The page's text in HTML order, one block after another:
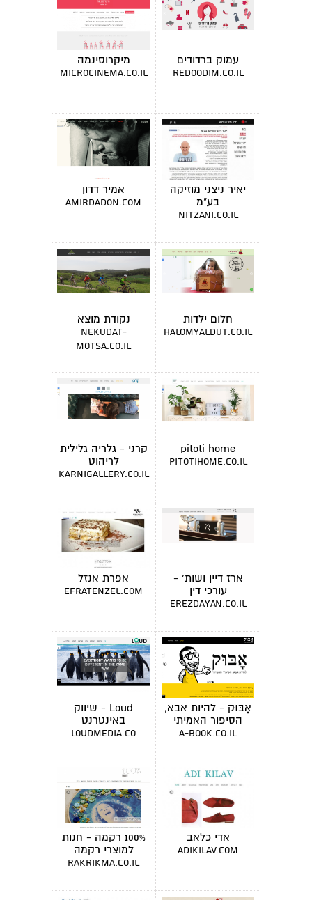
עמוק ברדודים
redoodim.co.il
מיקרוסינמה
microcinema.co.il
יאיר ניצני מוזיקה
בע"מ
nitzani.co.il
אמיר דדון
amirdadon.com
חלום ילדות
halomyaldut.co.il
נקודת מוצא
nekudat-
motsa.co.il
pitoti home
pitotihome.co.il
קרני - גלריה גלילית
לריהוט
karnigallery.co.il
ארז דיין ושות' -
עורכי דין
erezdayan.co.il
אפרת אנזל
efratenzel.com
אָבּוּק - להיות אבא,
הסיפור האמיתי
a-book.co.il
Loud - שיווק
באינטרנט
loudmedia.co
אדי כלאב
adikilav.com
100% רקמה - חנות
למוצרי רקמה
rakrikma.co.il